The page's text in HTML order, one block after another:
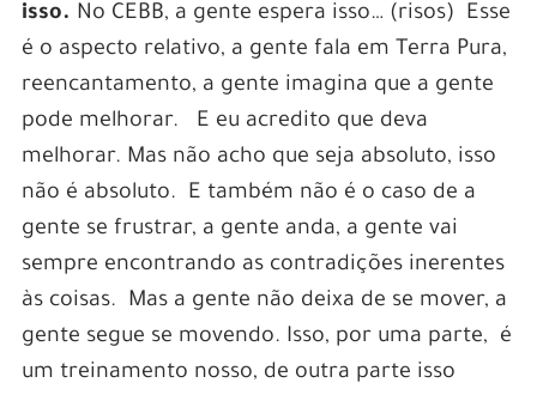
isso. No CEBB, a gente espera isso… (risos) Esse
é o aspecto relativo, a gente fala em Terra Pura,
reencantamento, a gente imagina que a gente
pode melhorar. E eu acredito que deva
melhorar. Mas não acho que seja absoluto, isso
não é absoluto. E também não é o caso de a
gente se frustrar, a gente anda, a gente vai
sempre encontrando as contradições inerentes
às coisas. Mas a gente não deixa de se mover, a
gente segue se movendo. Isso, por uma parte, é
um treinamento nosso, de outra parte isso